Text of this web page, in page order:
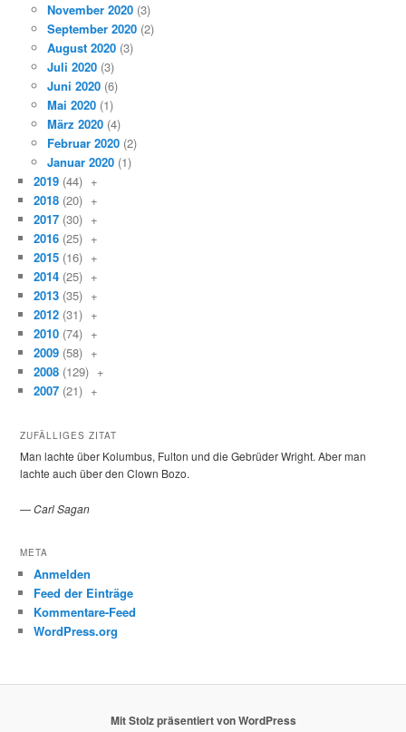
November 2020 (3)
September 2020 (2)
August 2020 (3)
Juli 2020 (3)
Juni 2020 (6)
Mai 2020 (1)
März 2020 (4)
Februar 2020 (2)
Januar 2020 (1)
2019 (44) +
2018 (20) +
2017 (30) +
2016 (25) +
2015 (16) +
2014 (25) +
2013 (35) +
2012 (31) +
2010 (74) +
2009 (58) +
2008 (129) +
2007 (21) +
ZUFÄLLIGES ZITAT
Man lachte über Kolumbus, Fulton und die Gebrüder Wright. Aber man
lachte auch über den Clown Bozo.
—Carl Sagan
META
Anmelden
Feed der Einträge
Kommentare-Feed
WordPress.org
Mit Stolz präsentiert von WordPress